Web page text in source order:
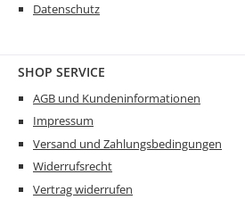
Datenschutz
SHOP SERVICE
AGB und Kundeninformationen
Impressum
Versand und Zahlungsbedingungen
Widerrufsrecht
Vertrag widerrufen